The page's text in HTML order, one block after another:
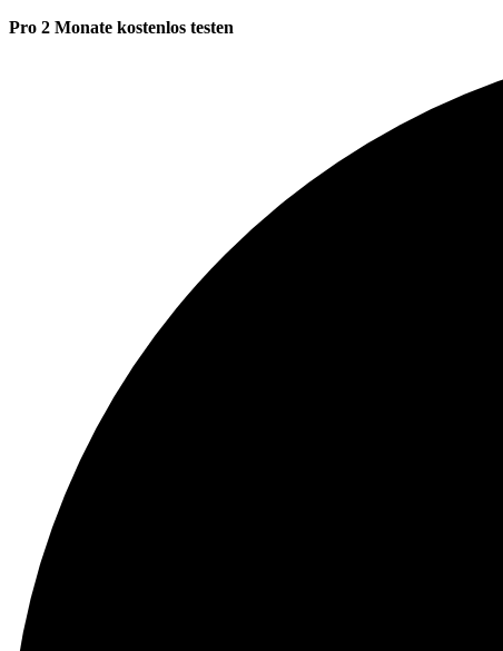
Pro 2 Monate kostenlos testen